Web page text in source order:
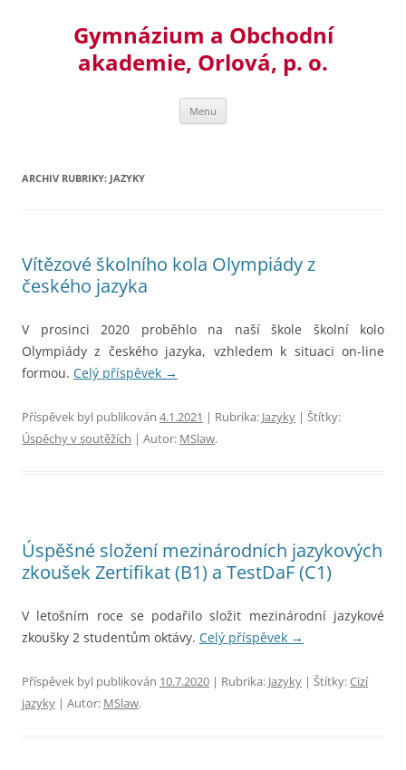
Gymnázium a Obchodní
akademie, Orlová, p. o.
Menu
ARCHIV RUBRIKY: JAZYKY
Vítězové školního kola Olympiády z
českého jazyka
V prosinci 2020 proběhlo na naší škole školní kolo
Olympiády z českého jazyka, vzhledem k situaci on-line
formou. Celý příspěvek →
Příspěvek byl publikován 4.1.2021 | Rubrika: Jazyky | Štítky:
Úspěchy v soutěžích | Autor: MSlaw.
Úspěšné složení mezinárodních jazykových
zkoušek Zertifikat (B1) a TestDaF (C1)
V letošním roce se podařilo složit mezinárodní jazykové
zkoušky 2 studentům oktávy. Celý příspěvek →
Příspěvek byl publikován 10.7.2020 | Rubrika: Jazyky | Štítky:Cizí
jazyky | Autor: MSlaw.